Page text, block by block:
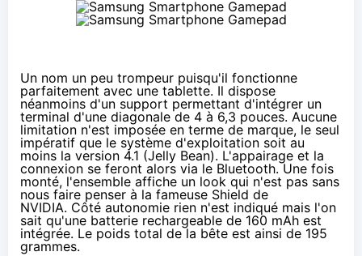
Un nom un peu trompeur puisqu'il fonctionne
parfaitement avec une tablette. Il dispose
néanmoins d'un support permettant d'intégrer un
terminal d'une diagonale de 4 à 6,3 pouces. Aucune
limitation n'est imposée en terme de marque, le seul
impératif que le système d'exploitation soit au
moins la version 4.1 (Jelly Bean). L'appairage et la
connexion se feront alors via le Bluetooth. Une fois
monté, l'ensemble affiche un look qui n'est pas sans
nous faire penser à la fameuse Shield de
NVIDIA. Côté autonomie rien n'est indiqué mais l'on
sait qu'une batterie rechargeable de 160 mAh est
intégrée. Le poids total de la bête est ainsi de 195
grammes.